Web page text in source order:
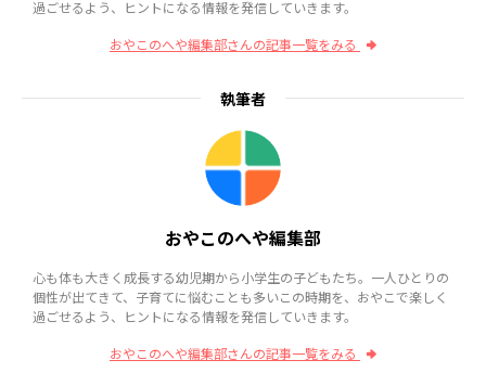
過ごせるよう、ヒントになる情報を発信していきます。
おやこのへや編集部さんの記事一覧をみる
執筆者
おやこのへや編集部
心も体も大きく成長する幼児期から小学生の子どもたち。一人ひとりの
個性が出てきて、子育てに悩むことも多いこの時期を、おやこで楽しく
過ごせるよう、ヒントになる情報を発信していきます。
おやこのへや編集部さんの記事一覧をみる